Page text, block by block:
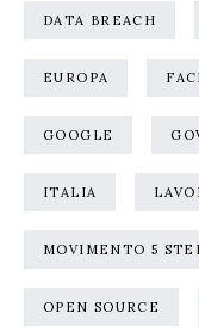
DATA BREACH
EUROPA
GOOGLE
ITALIA
MOVIMENTO 5
OPEN SOURCE